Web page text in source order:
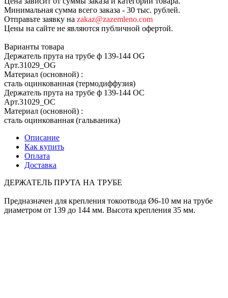
Минимальная сумма всего заказа - 30 тыс. рублей.
Отправьте заявку на zakaz@zazemleno.com
Цены на сайте не являются публичной офертой.
Варианты товара
Держатель прута на трубе ф 139-144 OG
Арт.31029_ОG
Материал (основной) :
сталь оцинкованная (термодиффузия)
Держатель прута на трубе ф 139-144 OC
Арт.31029_ОС
Материал (основной) :
сталь оцинкованная (гальваника)
Описание
Как купить
Оплата
Доставка
ДЕРЖАТЕЛЬ ПРУТА НА ТРУБЕ
Предназначен для крепления токоотвода Ø6-10 мм на трубе
диаметром от 139 до 144 мм. Высота крепления 35 мм.